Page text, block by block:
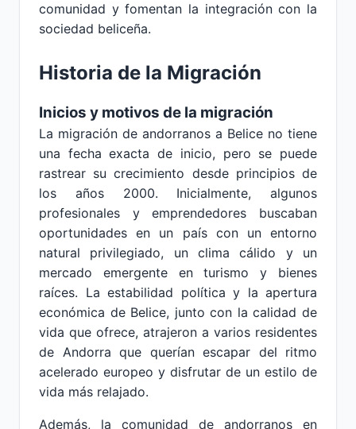
comunidad y fomentan la integración con la
sociedad beliceña.
Historia de la Migración
Inicios y motivos de la migración
La migración de andorranos a Belice no tiene
una fecha exacta de inicio, pero se puede
rastrear su crecimiento desde principios de
los años 2000. Inicialmente, algunos
profesionales y emprendedores buscaban
oportunidades en un país con un entorno
natural privilegiado, un clima cálido y un
mercado emergente en turismo y bienes
raíces. La estabilidad política y la apertura
económica de Belice, junto con la calidad de
vida que ofrece, atrajeron a varios residentes
de Andorra que querían escapar del ritmo
acelerado europeo y disfrutar de un estilo de
vida más relajado.
Además, la comunidad de andorranos en